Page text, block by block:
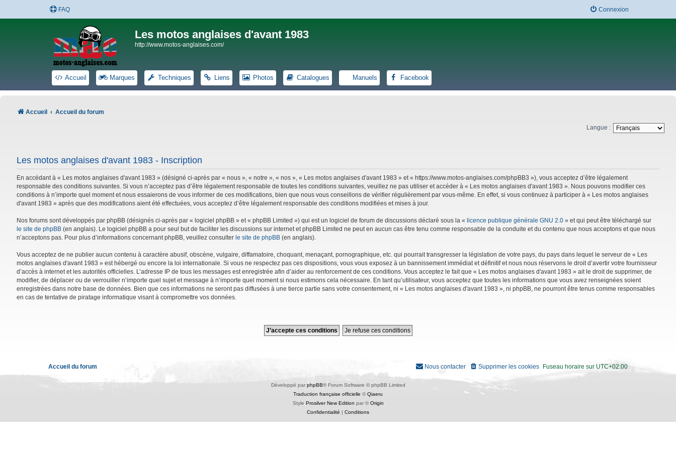
FAQ Connexion
Les motos anglaises d'avant 1983
http://www.motos-anglaises.com/
Accueil Marques Techniques Liens Photos Catalogues Manuels Facebook
Accueil Accueil du forum
Langue :
Les motos anglaises d'avant 1983 - Inscription
En accédant à « Les motos anglaises d'avant 1983 » (désigné ci-après par « nous », « notre », « nos », « Les motos anglaises d'avant 1983 » et « https://www.motos-anglaises.com/phpBB3 »), vous acceptez d’être légalement
responsable des conditions suivantes. Si vous n’acceptez pas d’être légalement responsable de toutes les conditions suivantes, veuillez ne pas utiliser et accéder à « Les motos anglaises d'avant 1983 ». Nous pouvons modifier ces
conditions à n’importe quel moment et nous essaierons de vous informer de ces modifications, bien que nous vous conseillons de vérifier régulièrement par vous-même. En effet, si vous continuez à participer à « Les motos anglaises
d'avant 1983 » après que des modifications aient été effectuées, vous acceptez d’être légalement responsable des conditions modifiées et mises à jour.
Nos forums sont développés par phpBB (désignés ci-après par « logiciel phpBB » et « phpBB Limited ») qui est un logiciel de forum de discussions déclaré sous la « licence publique générale GNU 2.0 » et qui peut être téléchargé sur
le site de phpBB (en anglais). Le logiciel phpBB a pour seul but de faciliter les discussions sur internet et phpBB Limited ne peut en aucun cas être tenu comme responsable de la conduite et du contenu que nous acceptons et que nous
n’acceptons pas. Pour plus d’informations concernant phpBB, veuillez consulter le site de phpBB (en anglais).
Vous acceptez de ne publier aucun contenu à caractère abusif, obscène, vulgaire, diffamatoire, choquant, menaçant, pornographique, etc. qui pourrait transgresser la législation de votre pays, du pays dans lequel le serveur de « Les
motos anglaises d'avant 1983 » est hébergé ou encore la loi internationale. Si vous ne respectez pas ces dispositions, vous vous exposez à un bannissement immédiat et définitif et nous nous réservons le droit d’avertir votre fournisseur
d’accès à internet et les autorités officielles. L’adresse IP de tous les messages est enregistrée afin d’aider au renforcement de ces conditions. Vous acceptez le fait que « Les motos anglaises d'avant 1983 » ait le droit de supprimer, de
modifier, de déplacer ou de verrouiller n’importe quel sujet et message à n’importe quel moment si nous estimons cela nécessaire. En tant qu’utilisateur, vous acceptez que toutes les informations que vous avez renseignées soient
enregistrées dans notre base de données. Bien que ces informations ne seront pas diffusées à une tierce partie sans votre consentement, ni « Les motos anglaises d'avant 1983 », ni phpBB, ne pourront être tenus comme responsables
en cas de tentative de piratage informatique visant à compromettre vos données.
Accueil du forum Fuseau horaire sur UTC+02:00
Supprimer les cookies
Nous contacter
Développé par phpBB® Forum Software © phpBB Limited
Traduction française officielle ©Qiaeru
Style Prosilver New Edition par ©Origin
Confidentialité | Conditions